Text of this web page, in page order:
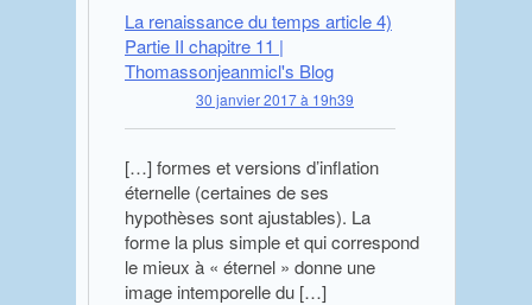
La renaissance du temps article 4)
Partie II chapitre 11 |
Thomassonjeanmicl's Blog
30 janvier 2017 à 19h39
[…] formes et versions d’inflation
éternelle (certaines de ses
hypothèses sont ajustables). La
forme la plus simple et qui correspond
le mieux à « éternel » donne une
image intemporelle du […]